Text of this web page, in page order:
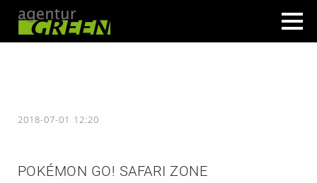
2018-07-01 12:20
POKÉMON GO! SAFARI ZONE